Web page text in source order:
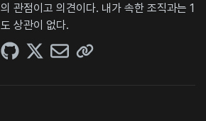
의 관점이고 의견이다. 내가 속한 조직과는 1
도 상관이 없다.